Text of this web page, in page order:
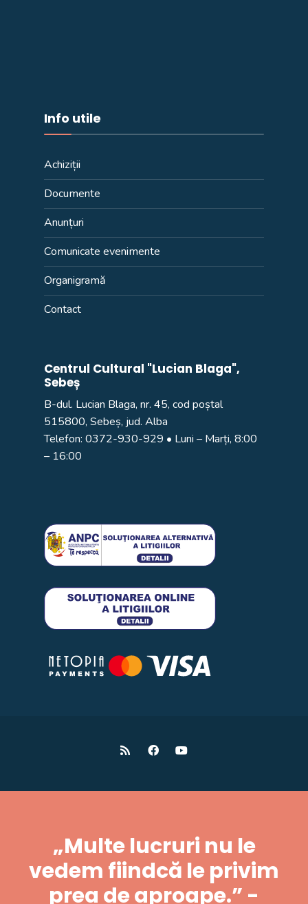
Info utile
Achiziții
Documente
Anunțuri
Comunicate evenimente
Organigramă
Contact
Centrul Cultural "Lucian Blaga",
Sebeș
B-dul. Lucian Blaga, nr. 45, cod poștal
515800, Sebeș, jud. Alba
Telefon: 0372-930-929 • Luni – Marți, 8:00
– 16:00
„Multe lucruri nu le
vedem fiindcă le privim
prea de aproape.” -